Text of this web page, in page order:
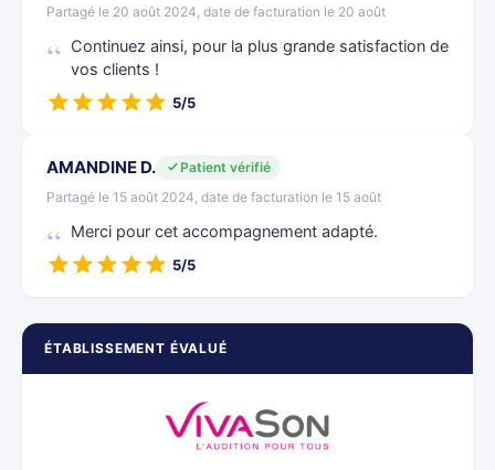
ÉTABLISSEMENT ÉVALUÉ
Partagé le 20 août 2024, date de facturation le 20 août
Continuez ainsi, pour la plus grande satisfaction de
vos clients !
5/5
AMANDINE D.
Patient vérifié
Partagé le 15 août 2024, date de facturation le 15 août
Merci pour cet accompagnement adapté.
5/5